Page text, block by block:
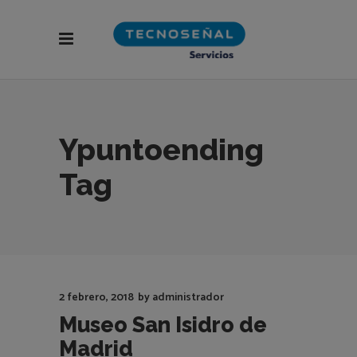
Ypuntoending
Tag
2 febrero, 2018 byadministrador
Museo San Isidro de
Madrid